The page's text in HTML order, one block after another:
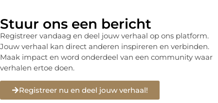
Stuur ons een bericht
Registreer vandaag en deel jouw verhaal op ons platform.
Jouw verhaal kan direct anderen inspireren en verbinden.
Maak impact en word onderdeel van een community waar
verhalen ertoe doen.
Registreer nu en deel jouw verhaal!